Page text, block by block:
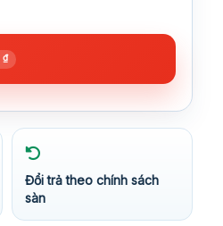
₫
Đổi trả theo chính sách
sàn